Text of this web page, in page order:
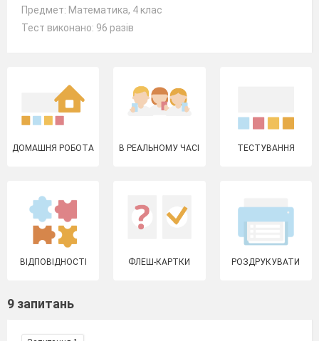
Предмет: Математика, 4 клас
Тест виконано: 96 разів
ДОМАШНЯ РОБОТА В РЕАЛЬНОМУ ЧАСІ ТЕСТУВАННЯ
ВІДПОВІДНОСТІ ФЛЕШ-КАРТКИ РОЗДРУКУВАТИ
9 запитань